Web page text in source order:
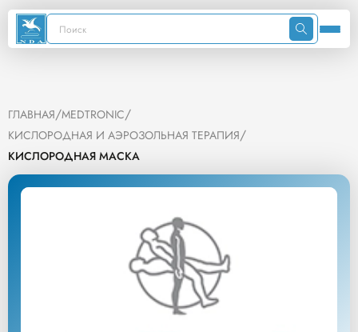
ГЛАВНАЯ/MEDTRONIC/
КИСЛОРОДНАЯ И АЭРОЗОЛЬНАЯ ТЕРАПИЯ/
КИСЛОРОДНАЯ МАСКА